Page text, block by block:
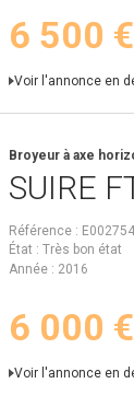
6 500 €
Voir l'annonce en
SUIRE
Broyeur à axe
Référence
E002754
État
Très bon état
Année
2016
6 000 €
Voir l'annonce en